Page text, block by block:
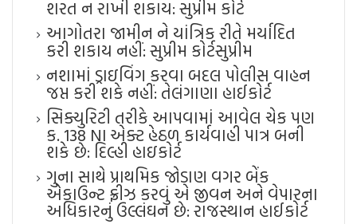
શરત ન રાખી શકાય: સુપ્રીમ કોર્ટ
આગોતરા જામીન ને યાંત્રિક રીતે મર્યાદિત
કરી શકાય નહીં: સુપ્રીમ કોર્ટ​સુપ્રીમ
નશામાં ડ્રાઇવિંગ કરવા બદલ પોલીસ વાહન
જપ્ત કરી શકે નહીં: તેલંગાણા હાઈકોર્ટ
સિક્યુરિટી તરીકે આપવામાં આવેલ ચેક પણ
ક. 138 NI એક્ટ હેઠળ કાર્યવાહી પાત્ર બની
શકે છે: દિલ્હી હાઇકોર્ટ
ગુના સાથે પ્રાથમિક જોડાણ વગર બેંક
એકાઉન્ટ ફ્રીઝ કરવું એ જીવન અને વેપારના
અધિકારનું ઉલ્લંઘન છે: રાજસ્થાન હાઈકોર્ટ